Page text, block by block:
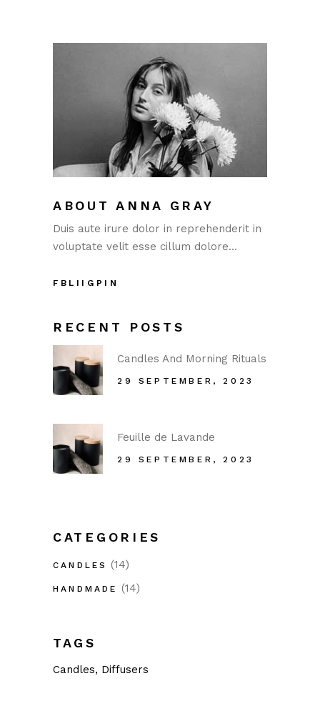
ABOUT ANNA GRAY
Duis aute irure dolor in reprehenderit in
voluptate velit esse cillum dolore…
FB LI IG PIN
RECENT POSTS
Candles And Morning Rituals
29 SEPTEMBER, 2023
Feuille de Lavande
29 SEPTEMBER, 2023
CATEGORIES
CANDLES (14)
HANDMADE (14)
TAGS
Candles Diffusers